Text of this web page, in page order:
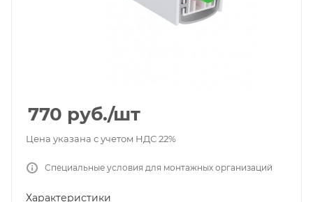
770 руб./шт
Цена указана с учетом НДС 22%
Специальные условия для монтажных организаций
Характеристики